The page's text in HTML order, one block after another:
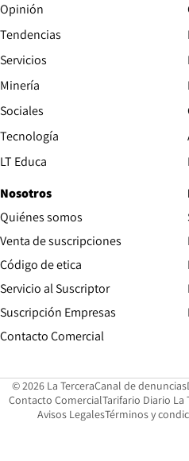
Opinión
Tendencias
Servicios
Minería
Sociales
Tecnología
LT Educa
Nosotros
Quiénes somos
Venta de suscripciones
Código de etica Opens in new
Servicio al Suscriptor
Suscripción Empresas
Contacto Comercial
© 2026 La TerceraCanal de denuncias
Contacto ComercialOpens in new
Tarifario Diario La
Avisos LegalesOpens in new
Términos y